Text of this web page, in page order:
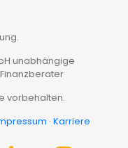
unabhängige
vorbehalten.
· Karriere